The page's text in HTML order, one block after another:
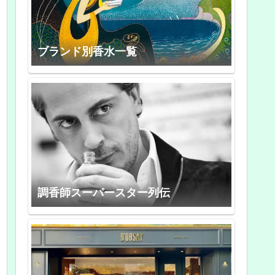
ブランド別香水一覧
調香師スーパースター列伝